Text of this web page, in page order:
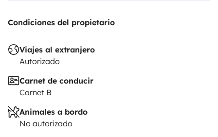
Condiciones del propietario
Viajes al extranjero
Autorizado
Carnet de conducir
Carnet B
Animales a bordo
No autorizado